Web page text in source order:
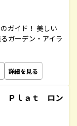
ガイド！ 美しい
ガーデン・アイラ
詳細を見る
Ｐｌａｔ ロン